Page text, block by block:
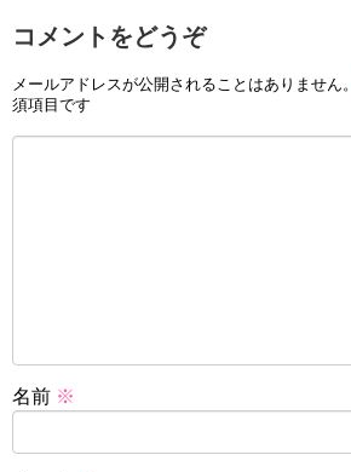
コメントをどうぞ
メールアドレスが公開されることはありません。
須項目です
名前 ※